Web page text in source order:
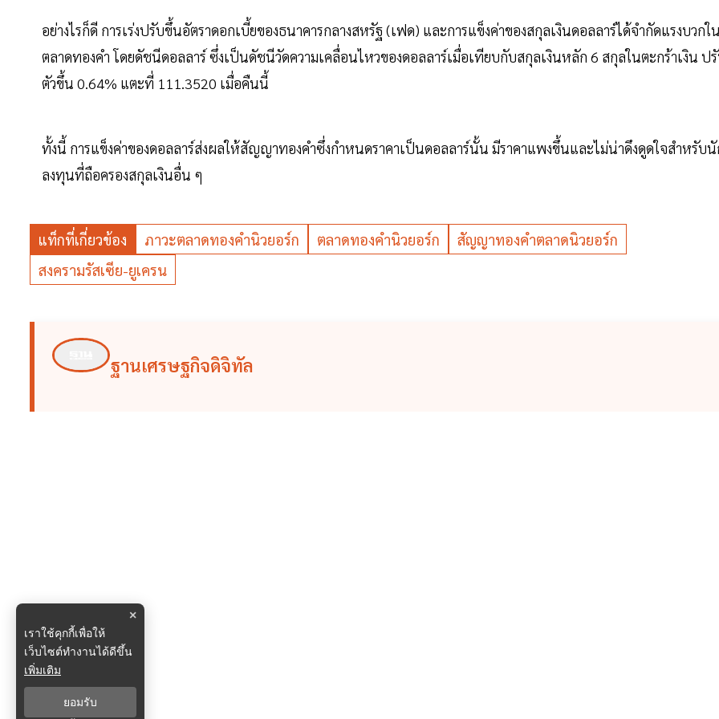
อย่างไรก็ดี การเร่งปรับขึ้นอัตราดอกเบี้ยของธนาคารกลางสหรัฐ (เฟด) และการแข็งค่าของสกุลเงินดอลลาร์ได้จำกัดแรงบวกใน
ตลาดทองคำ โดยดัชนีดอลลาร์ ซึ่งเป็นดัชนีวัดความเคลื่อนไหวของดอลลาร์เมื่อเทียบกับสกุลเงินหลัก 6 สกุลในตะกร้าเงิน ป
ตัวขึ้น 0.64% แตะที่ 111.3520 เมื่อคืนนี้
ทั้งนี้ การแข็งค่าของดอลลาร์ส่งผลให้สัญญาทองคำซึ่งกำหนดราคาเป็นดอลลาร์นั้น มีราคาแพงขึ้นและไม่น่าดึงดูดใจสำหรับ
ลงทุนที่ถือครองสกุลเงินอื่น ๆ
แท็กที่เกี่ยวข้อง ภาวะตลาดทองคำนิวยอร์ก ตลาดทองคำนิวยอร์ก
สัญญาทองคำตลาดนิวยอร์ก
สงครามรัสเซีย-ยูเครน
ฐานเศรษฐกิจดิจิทัล
×
เราใช้คุกกี้เพื่อให้
เว็บไซต์ทำงานได้ดีขึ้น
เพิ่มเติม
ยอมรับ